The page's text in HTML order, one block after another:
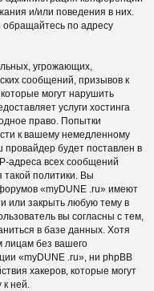
и/или поведения в них.
по адресу
угрожающих,
сообщений, призывов к
могут нарушить
услуги хостинга
право. Попытки
к вашему немедленному
будет поставлен в
адреса всех сообщений
политики. Вы
«myDUNE .ru» имеют
или закрыть любую тему в
вы согласны с тем,
в базе данных. Хотя
лицам без вашего
«myDUNE .ru», ни phpBB
хакеров, которые могут
к ней.